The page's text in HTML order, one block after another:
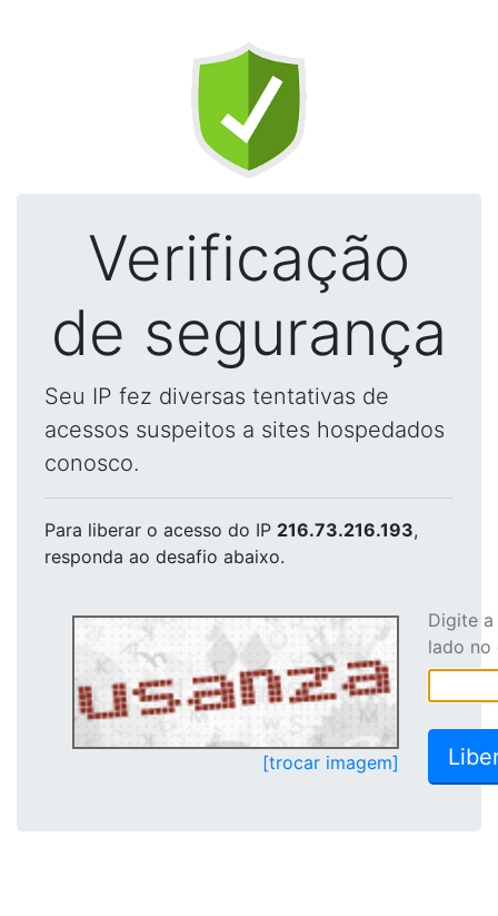
Verificação
de segurança
Seu IP fez diversas tentativas de
acessos suspeitos a sites hospedados
conosco.
Para liberar o acesso do IP 216.73.216.193,
responda ao desafio abaixo.
[trocar imagem]
Digite
lado no